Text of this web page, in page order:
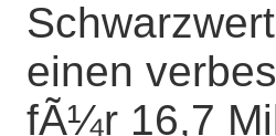
einen
fÃ¼r 16,7